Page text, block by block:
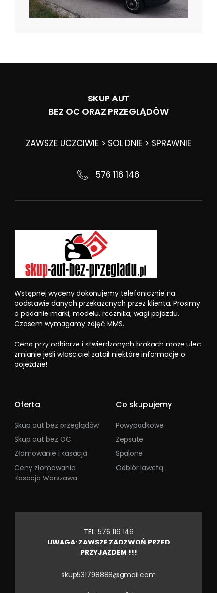
SKUP AUT
BEZ OC ORAZ PRZEGLĄDÓW
ZAWSZE UCZCIWIE > SOLIDNIE > SPRAWNIE
576 116 146
Wstępnej wyceny dokonujemy telefonicznie na
podstawie danych przekazanych przez klienta. Prosimy
o podanie marki, modelu, rocznika, wagi pojazdu.
Czasem wymagamy zdjęć MMS.
Cena przy odbiorze i stwierdzonych brakach może ulec
zmianie jeśli właściciel zataił niektóre informacje o
pojeździe!
Oferta
Skup aut bez przeglądów
Skup aut bez OC
Złomowanie i kasacja
Ceny złomowania
Kasacja Warszawa
Co skupujemy
Powypadkowe
Zepsute
Spalone
Odbiór lawetą
TEL: 576 116 146
UWAGA: ZAWSZE ZADZWOŃ PRZED
PRZYJAZDEM !!!
skup531798888@gmail.com